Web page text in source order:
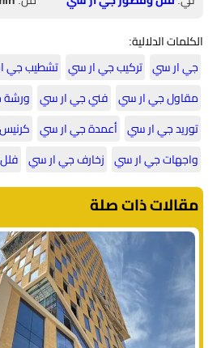
الكلمات الدلالية:
جي ار سي تركيب جي ار سي تشطيب جي
مقاول جي ار سي فني جي ار سي
توريد جي ار سي أعمدة جي ار سي
واجهات جي ار سي زخارف جي ار سي
مقالات ذات صلة